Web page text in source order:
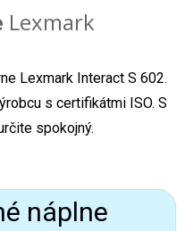
Lexmark
Lexmark Interact S 602.
s certifikátmi ISO. S
spokojný.
náplne